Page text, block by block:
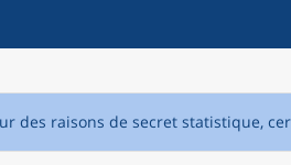
des raisons de secret statistique,